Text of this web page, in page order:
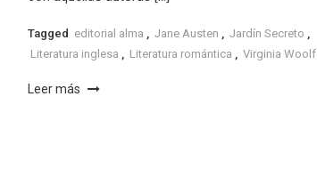
Tagged editorial alma Jane Austen Jardín Secreto
Literatura inglesa
Literatura romántica Virginia Woolf
Leer más